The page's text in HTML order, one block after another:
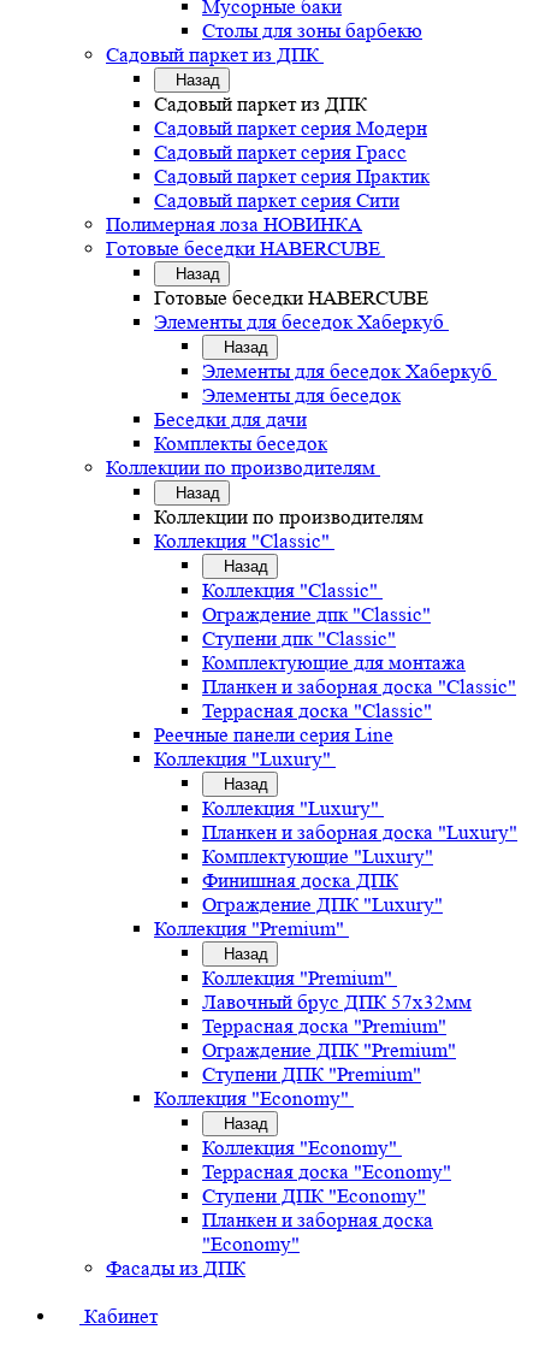
Мусорные баки
Столы для зоны барбекю
Садовый паркет из ДПК
Назад
Садовый паркет из ДПК
Садовый паркет серия Mодерн
Садовый паркет серия Грасс
Садовый паркет серия Практик
Садовый паркет серия Сити
Полимерная лоза НОВИНКА
Готовые беседки HABERCUBE
Назад
Готовые беседки HABERCUBE
Элементы для беседок Хаберкуб
Назад
Элементы для беседок Хаберкуб
Элементы для беседок
Беседки для дачи
Комплекты беседок
Коллекции по производителям
Назад
Коллекции по производителям
Коллекция "Classic"
Назад
Коллекция "Classic"
Ограждение дпк "Classic"
Ступени дпк "Classic"
Комплектующие для монтажа
Планкен и заборная доска "Classic"
Террасная доска "Classic"
Реечные панели серия Line
Коллекция "Luxury"
Назад
Коллекция "Luxury"
Планкен и заборная доска "Luxury"
Комплектующие "Luxury"
Финишная доска ДПК
Ограждение ДПК "Luxury"
Коллекция "Premium"
Назад
Коллекция "Premium"
Лавочный брус ДПК 57х32мм
Террасная доска "Premium"
Ограждение ДПК "Premium"
Ступени ДПК "Premium"
Коллекция "Economy"
Назад
Коллекция "Economy"
Террасная доска "Economy"
Ступени ДПК "Economy"
Планкен и заборная доска
"Economy"
Фасады из ДПК
Кабинет